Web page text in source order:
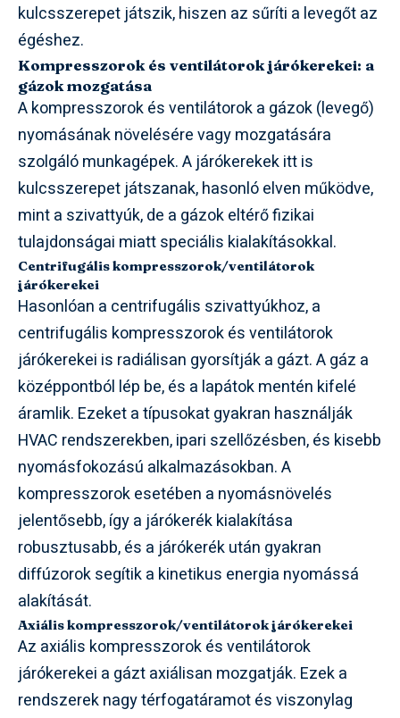
kulcsszerepet játszik, hiszen az sűríti a levegőt az
égéshez.
Kompresszorok és ventilátorok járókerekei: a
gázok mozgatása
A kompresszorok és ventilátorok a gázok (levegő)
nyomásának növelésére vagy mozgatására
szolgáló munkagépek. A járókerekek itt is
kulcsszerepet játszanak, hasonló elven működve,
mint a szivattyúk, de a gázok eltérő fizikai
tulajdonságai miatt speciális kialakításokkal.
Centrifugális kompresszorok/ventilátorok
járókerekei
Hasonlóan a centrifugális szivattyúkhoz, a
centrifugális kompresszorok és ventilátorok
járókerekei is radiálisan gyorsítják a gázt. A gáz a
középpontból lép be, és a lapátok mentén kifelé
áramlik. Ezeket a típusokat gyakran használják
HVAC rendszerekben, ipari szellőzésben, és kisebb
nyomásfokozású alkalmazásokban. A
kompresszorok esetében a nyomásnövelés
jelentősebb, így a járókerék kialakítása
robusztusabb, és a járókerék után gyakran
diffúzorok segítik a kinetikus energia nyomássá
alakítását.
Axiális kompresszorok/ventilátorok járókerekei
Az axiális kompresszorok és ventilátorok
járókerekei a gázt axiálisan mozgatják. Ezek a
rendszerek nagy térfogatáramot és viszonylag